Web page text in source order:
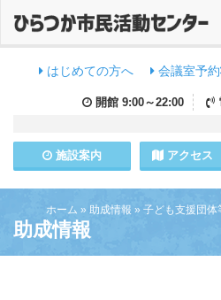
はじめての方へ 会議室予
開館 9:00～22:00
施設案内 アクセス
ホーム » 助成情報 » 子ども支援団体
助成情報